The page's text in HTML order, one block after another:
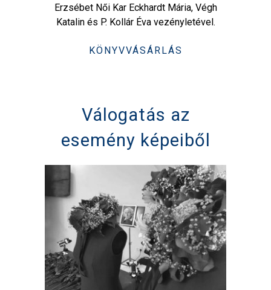
Erzsébet Női Kar Eckhardt Mária, Végh
Katalin és P. Kollár Éva vezényletével.
KÖNYVVÁSÁRLÁS
Válogatás az
esemény képeiből